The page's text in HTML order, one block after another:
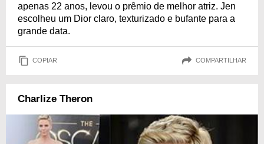
apenas 22 anos, levou o prêmio de melhor atriz. Jen
escolheu um Dior claro, texturizado e bufante para a
grande data.
COPIAR COMPARTILHAR
Charlize Theron